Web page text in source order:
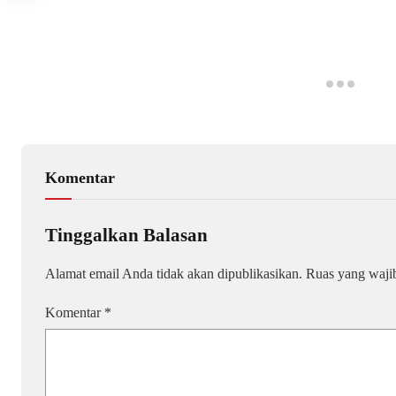
Komentar
Tinggalkan Balasan
Alamat email Anda tidak akan dipublikasikan. Ruas yang
Komentar *